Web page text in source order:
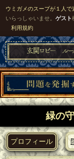
ウミガメのスープが１人で
いらっしゃいませ。ゲスト
利用規約
緑の
プロフィール